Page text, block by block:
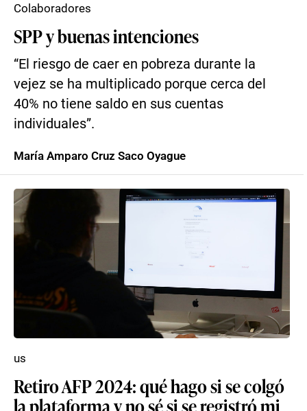
SPP y buenas intenciones
“El riesgo de caer en pobreza durante la
vejez se ha multiplicado porque cerca del
40% no tiene saldo en sus cuentas
individuales”.
Colaboradores
María Amparo Cruz Saco Oyague
Retiro AFP 2024: qué hago si se colgó
la plataforma y no sé si se registró mi
us